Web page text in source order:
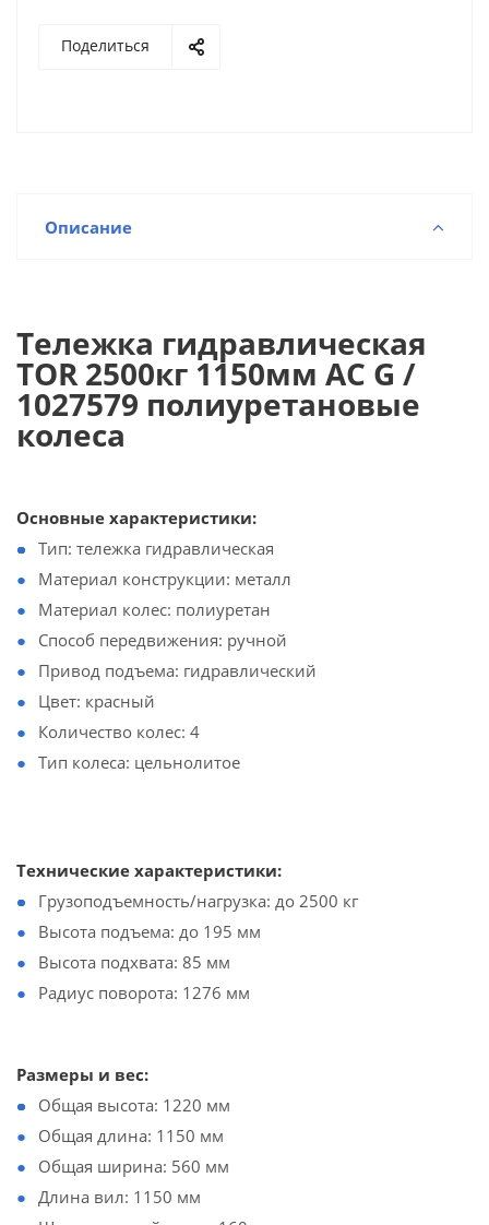
Поделиться
Описание
Тележка гидравлическая
TOR 2500кг 1150мм AC G /
1027579 полиуретановые
колеса
Основные характеристики:
Тип: тележка гидравлическая
Материал конструкции: металл
Материал колес: полиуретан
Способ передвижения: ручной
Привод подъема: гидравлический
Цвет: красный
Количество колес: 4
Тип колеса: цельнолитое
Технические характеристики:
Грузоподъемность/нагрузка: до 2500 кг
Высота подъема: до 195 мм
Высота подхвата: 85 мм
Радиус поворота: 1276 мм
Размеры и вес:
Общая высота: 1220 мм
Общая длина: 1150 мм
Общая ширина: 560 мм
Длина вил: 1150 мм